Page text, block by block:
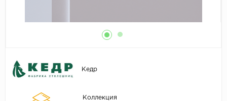
Кедр
Коллекция